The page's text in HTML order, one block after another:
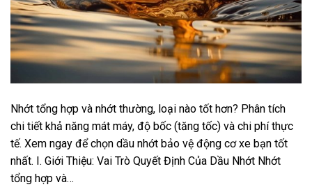
Nhớt tổng hợp và nhớt thường, loại nào tốt hơn? Phân tích
chi tiết khả năng mát máy, độ bốc (tăng tốc) và chi phí thực
tế. Xem ngay để chọn dầu nhớt bảo vệ động cơ xe bạn tốt
nhất. I. Giới Thiệu: Vai Trò Quyết Định Của Dầu Nhớt Nhớt
tổng hợp và…